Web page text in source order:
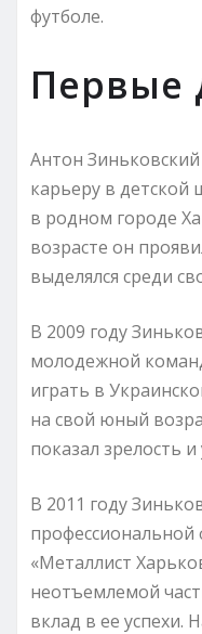
футболе.
Первые
Антон
карьеру в
в родном городе
возрасте он
выделялся среди
В 2009 году
молодежной
играть в
на свой юный
показал зрелость
В 2011 году
«Металлист
неотъемлемой
вклад в ее успехи.